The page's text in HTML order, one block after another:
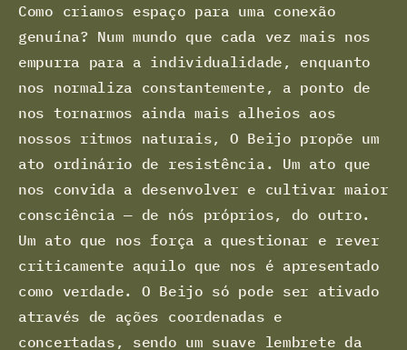
Como criamos espaço para uma conexão
genuína? Num mundo que cada vez mais nos
empurra para a individualidade, enquanto
nos normaliza constantemente, a ponto de
nos tornarmos ainda mais alheios aos
nossos ritmos naturais, O Beijo propõe um
ato ordinário de resistência. Um ato que
nos convida a desenvolver e cultivar maior
consciência — de nós próprios, do outro.
Um ato que nos força a questionar e rever
criticamente aquilo que nos é apresentado
como verdade. O Beijo só pode ser ativado
através de ações coordenadas e
concertadas, sendo um suave lembrete da